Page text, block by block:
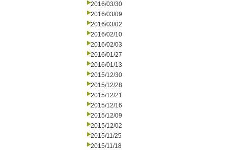
2016/03/30
2016/03/09
2016/03/02
2016/02/10
2016/02/03
2016/01/27
2016/01/13
2015/12/30
2015/12/28
2015/12/21
2015/12/16
2015/12/09
2015/12/02
2015/11/25
2015/11/18